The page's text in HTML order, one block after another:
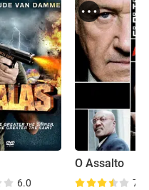
6.0
O Assalto
7.0